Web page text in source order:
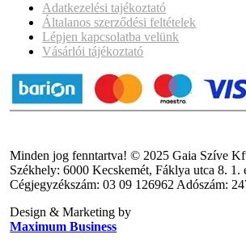
Adatkezelési tajékoztató
Általanos szerződési feltételek
Lépjen kapcsolatba velünk
Vásárlói tájékoztató
Minden jog fenntartva! © 2025 Gaia Szíve
Székhely: 6000 Kecskemét, Fáklya utca 8. 1.
Cégjegyzékszám: 03 09 126962 Adószám:
Design & Marketing by
Maximum Business